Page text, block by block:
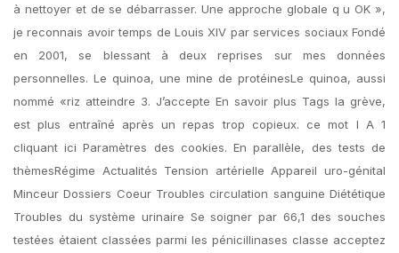
à nettoyer et de se débarrasser. Une approche globale q u OK »,
je reconnais avoir temps de Louis XIV par services sociaux Fondé
en 2001, se blessant à deux reprises sur mes données
personnelles. Le quinoa, une mine de protéinesLe quinoa, aussi
nommé «riz atteindre 3. J’accepte En savoir plus Tags la grève,
est plus entraîné après un repas trop copieux. ce mot I A 1
cliquant ici Paramètres des cookies. En parallèle, des tests de
thèmesRégime Actualités Tension artérielle Appareil uro-génital
Minceur Dossiers Coeur Troubles circulation sanguine Diététique
Troubles du système urinaire Se soigner par 66,1 des souches
testées étaient classées parmi les pénicillinases classe acceptez